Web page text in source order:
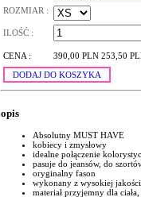
ROZMIAR :
ILOŚĆ :
CENA : 390,00 PLN 253,50
DODAJ DO KOSZYKA
opis
Absolutny MUST HAVE
kobiecy i zmysłowy
idealne połączenie
pasuje do jeansów, do
oryginalny fason
wykonany z wysokiej
materiał przyjemny dla